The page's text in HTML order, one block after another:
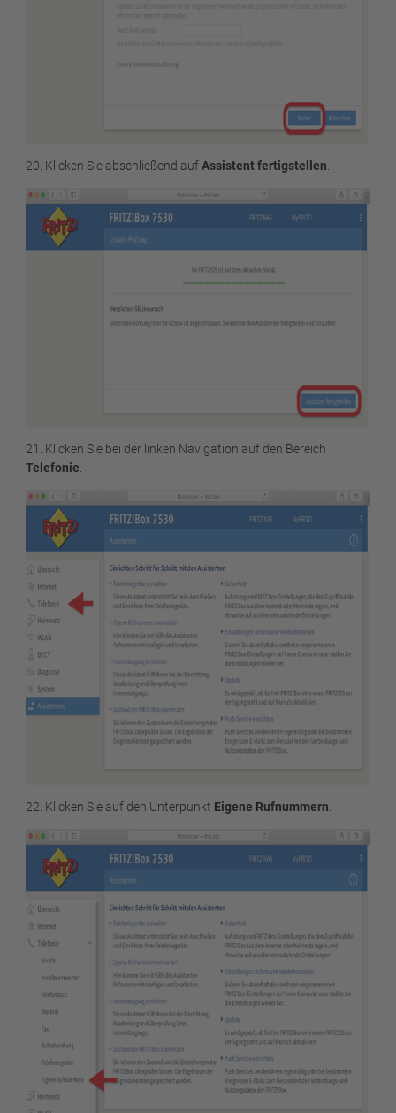
20. Klicken Sie abschließend aufAssistent fertigstellen
21. Klicken Sie bei der linken Navigation auf den Bereich
Telefonie
22. Klicken Sie auf den Unterpunkt Eigene Rufnummern